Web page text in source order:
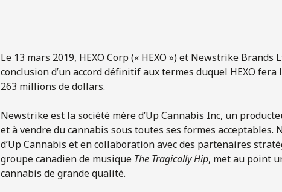
Le 13 mars 2019, HEXO Corp (« HEXO ») et Newstrike
conclusion d’un accord définitif aux termes duquel HEXO
263 millions de dollars.
Newstrike est la société mère d’Up Cannabis Inc, un
et à vendre du cannabis sous toutes ses formes
d’Up Cannabis et en collaboration avec des partenaires
groupe canadien de musique The Tragically Hip, met au point
cannabis de grande qualité.